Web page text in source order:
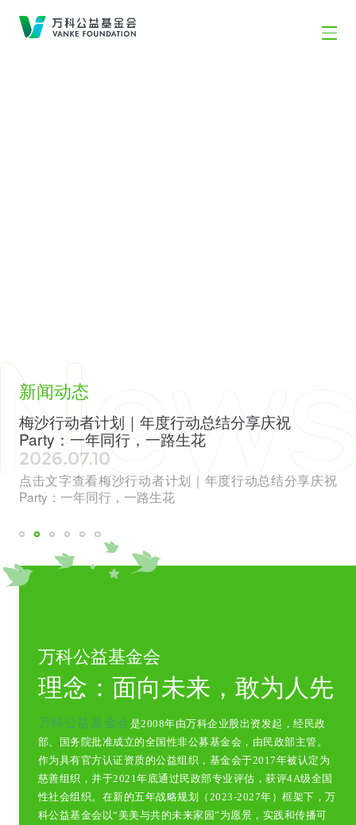
新闻动态
梅沙行动者计划｜年度行动总结分享庆祝
Party：一年同行，一路生花
2026.07.10
点击文字查看梅沙行动者计划｜年度行动总结分享庆祝
Party：一年同行，一路生花
点
万科公益基金会
理念：面向未来，敢为人先
万科公益基金会是2008年由万科企业股出资发起，经民政
部、国务院批准成立的全国性非公募基金会，由民政部主管。
作为具有官方认证资质的公益组织，基金会于2017年被认定为
慈善组织，并于2021年底通过民政部专业评估，获评4A级全国
性社会组织。在新的五年战略规划（2023-2027年）框架下，万
科公益基金会以“美美与共的未来家园”为愿景，实践和传播可